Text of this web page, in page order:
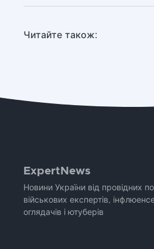
Читайте також:
ExpertNews
Новини України від провідних
військових експертів,
оглядачів і ютуберів